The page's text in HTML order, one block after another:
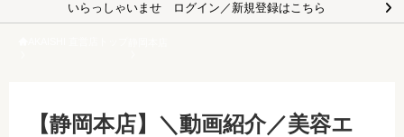
いらっしゃいませ ログイン／新規登録はこちら
【静岡本店】＼動画紹介／美容エ